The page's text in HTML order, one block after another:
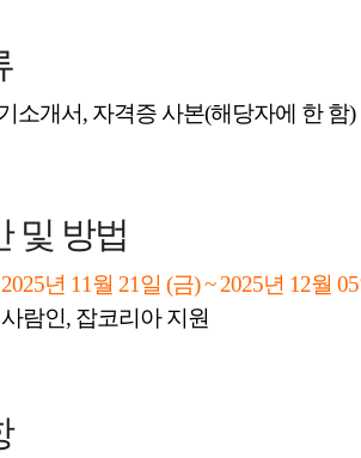
소개서, 자격증 사본(해당자에 한 함)
및 방법
2025년 11월 21일 (금) ~ 2025년 12월
사람인, 잡코리아 지원